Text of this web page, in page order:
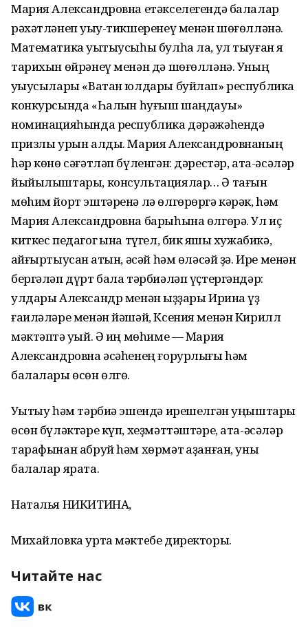
Мария Александровна етәкселегендә балалар
рәхәтләнеп уҡыу-тикшеренеү менән шөғөлләнә.
Математика уҡытыусыһы булһа ла, ул тыуған яҡ
тарихын өйрәнеү менән дә шөғөлләнә. Уның
уҡыусылары «Ватан юлдары буйлап» республика
конкурсында «Һалҡын һуғыш шаңдауы»
номинацияһында республика дәрәжәһендә
призлы урын алды. Мария Александровнаның
hәр көнө сәғәтләп бүленгән: дәрестәр, ата-әсәләр
йыйылыштары, консультациялар… Ә тағын
мөhим йорт эштәренә лә өлгөрөргә кәрәк, hәм
Мария Александровна барыһына өлгөрә. Ул иҫ
киткес педагог ҡына түгел, бик яҡшы хужабикә,
ҡайғыртыусан ҡатын, әсәй һәм өләсәй ҙә. Ире менән
бергәләп дүрт бала тәрбиәләп үҫтергәндәр:
улдары Александр менән ҡыҙҙары Ирина үҙ
ғаиләләре менән йәшәй, Ксения менән Кирилл
мәктәптә уҡый. Ә иң мөһиме — Мария
Александровна әсәһенең ғорурлығы hәм
балалары өсөн өлгө.
Уҡытыу һәм тәрбиә эшендә ирешелгән уңыштары
өсөн бүләктәре күп, хеҙмәттәштәре, ата-әсәләр
тарафынан абруй hәм хөрмәт ҡаҙанған, уны
балалар ярата.
Наталья НИКИТИНА,
Михайловка урта мәктeбе директоры.
Читайте нас